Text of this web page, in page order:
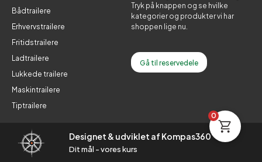
Bådtrailere
Erhvervstrailere
Fritidstrailere
Ladtrailere
Lukkede trailere
Maskintrailere
Tiptrailere
Tryk på knappen og se hvilke
kategorier og produkter vi har
shoppen lige nu.
Gå til reservedele
Designet & udviklet af Kompas360
Dit mål - vores kurs
0